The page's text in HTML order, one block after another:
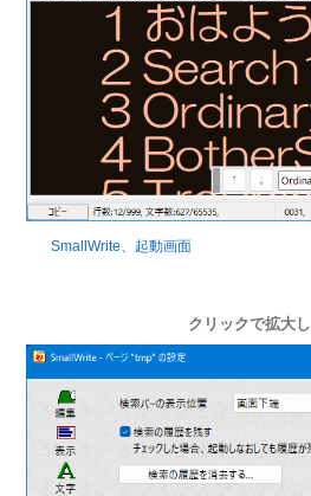
SmallWrite、起動画面
クリックで拡大